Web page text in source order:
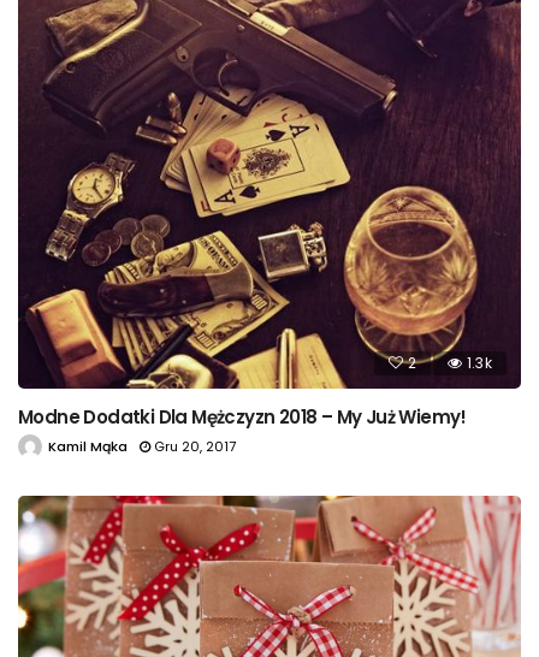
2 1.3k
Modne Dodatki Dla Mężczyzn 2018 – My Już Wiemy!
Kamil Mąka Gru 20, 2017